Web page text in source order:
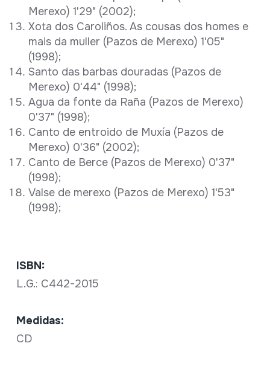
Merexo) 1'29" (2002);
Xota dos Caroliños. As cousas dos homes e
mais da muller (Pazos de Merexo) 1'05"
(1998);
Santo das barbas douradas (Pazos de
Merexo) 0'44" (1998);
Agua da fonte da Raña (Pazos de Merexo)
0'37" (1998);
Canto de entroido de Muxía (Pazos de
Merexo) 0'36" (2002);
Canto de Berce (Pazos de Merexo) 0'37"
(1998);
Valse de merexo (Pazos de Merexo) 1'53"
(1998);
ISBN:
L.G.: C442-2015
Medidas:
CD